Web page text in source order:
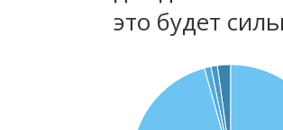
это будет